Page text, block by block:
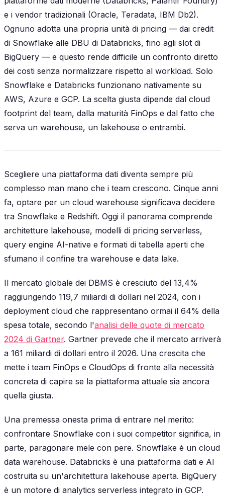
e i vendor tradizionali (Oracle, Teradata, IBM Db2).
Ognuno adotta una propria unità di pricing — dai credit
di Snowflake alle DBU di Databricks, fino agli slot di
BigQuery — e questo rende difficile un confronto diretto
dei costi senza normalizzare rispetto al workload. Solo
Snowflake e Databricks funzionano nativamente su
AWS, Azure e GCP. La scelta giusta dipende dal cloud
footprint del team, dalla maturità FinOps e dal fatto che
serva un warehouse, un lakehouse o entrambi.
Scegliere una piattaforma dati diventa sempre più
complesso man mano che i team crescono. Cinque anni
fa, optare per un cloud warehouse significava decidere
tra Snowflake e Redshift. Oggi il panorama comprende
architetture lakehouse, modelli di pricing serverless,
query engine AI-native e formati di tabella aperti che
sfumano il confine tra warehouse e data lake.
Il mercato globale dei DBMS è cresciuto del 13,4%
raggiungendo 119,7 miliardi di dollari nel 2024, con i
deployment cloud che rappresentano ormai il 64% della
spesa totale, secondo l'analisi delle quote di mercato
2024 di Gartner. Gartner prevede che il mercato arriverà
a 161 miliardi di dollari entro il 2026. Una crescita che
mette i team FinOps e CloudOps di fronte alla necessità
concreta di capire se la piattaforma attuale sia ancora
quella giusta.
Una premessa onesta prima di entrare nel merito:
confrontare Snowflake con i suoi competitor significa, in
parte, paragonare mele con pere. Snowflake è un cloud
data warehouse. Databricks è una piattaforma dati e AI
costruita su un'architettura lakehouse aperta. BigQuery
è un motore di analytics serverless integrato in GCP.